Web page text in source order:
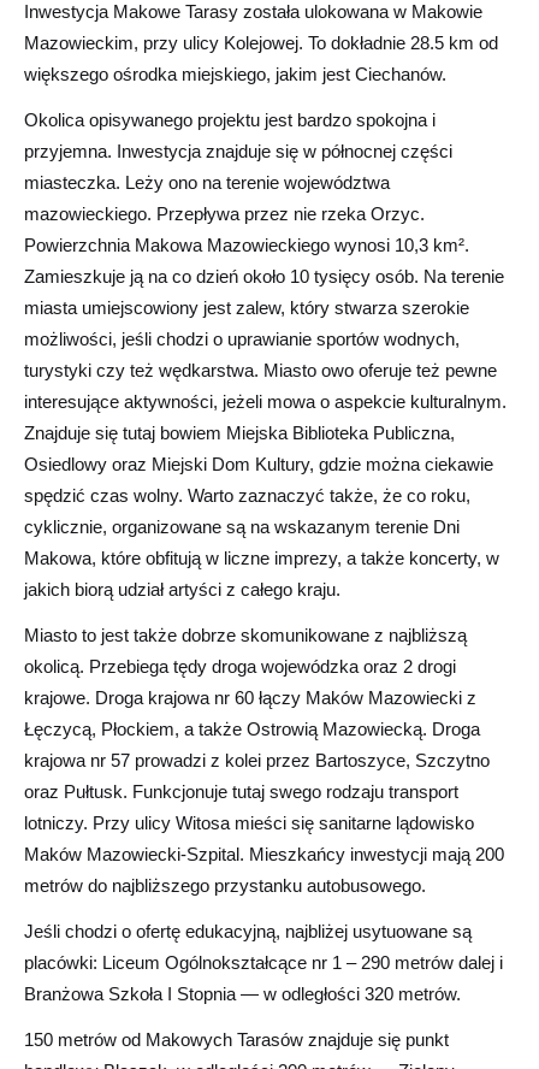
Inwestycja Makowe Tarasy została ulokowana w Makowie
Mazowieckim, przy ulicy Kolejowej. To dokładnie 28.5 km od
większego ośrodka miejskiego, jakim jest Ciechanów.
Okolica opisywanego projektu jest bardzo spokojna i
przyjemna. Inwestycja znajduje się w północnej części
miasteczka. Leży ono na terenie województwa
mazowieckiego. Przepływa przez nie rzeka Orzyc.
Powierzchnia Makowa Mazowieckiego wynosi 10,3 km².
Zamieszkuje ją na co dzień około 10 tysięcy osób. Na terenie
miasta umiejscowiony jest zalew, który stwarza szerokie
możliwości, jeśli chodzi o uprawianie sportów wodnych,
turystyki czy też wędkarstwa. Miasto owo oferuje też pewne
interesujące aktywności, jeżeli mowa o aspekcie kulturalnym.
Znajduje się tutaj bowiem Miejska Biblioteka Publiczna,
Osiedlowy oraz Miejski Dom Kultury, gdzie można ciekawie
spędzić czas wolny. Warto zaznaczyć także, że co roku,
cyklicznie, organizowane są na wskazanym terenie Dni
Makowa, które obfitują w liczne imprezy, a także koncerty, w
jakich biorą udział artyści z całego kraju.
Miasto to jest także dobrze skomunikowane z najbliższą
okolicą. Przebiega tędy droga wojewódzka oraz 2 drogi
krajowe. Droga krajowa nr 60 łączy Maków Mazowiecki z
Łęczycą, Płockiem, a także Ostrowią Mazowiecką. Droga
krajowa nr 57 prowadzi z kolei przez Bartoszyce, Szczytno
oraz Pułtusk. Funkcjonuje tutaj swego rodzaju transport
lotniczy. Przy ulicy Witosa mieści się sanitarne lądowisko
Maków Mazowiecki-Szpital. Mieszkańcy inwestycji mają 200
metrów do najbliższego przystanku autobusowego.
Jeśli chodzi o ofertę edukacyjną, najbliżej usytuowane są
placówki: Liceum Ogólnokształcące nr 1 – 290 metrów dalej i
Branżowa Szkoła I Stopnia — w odległości 320 metrów.
150 metrów od Makowych Tarasów znajduje się punkt